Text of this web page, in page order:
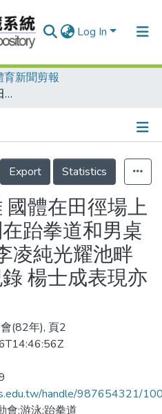
Log In
育新聞剪報
激戰落幕論英雄 國體在田徑場上最威風，體院則在跆拳道和男桌大有斬獲/游泳 李凌純光耀池畔 締造四項個人紀錄 楊士成表現亦不俗
Export
Statistics
體在田徑場上
跆拳道和男桌
凌純光耀池畔
楊士成表現亦
(82年), 頁2
handle/987654321/
會;游泳;跆拳道